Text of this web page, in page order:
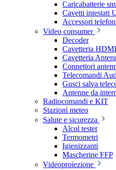
Caricabatterie
Cavetti intestati
Accessori
Video consumer
Decoder
Cavetteria HDMI
Cavetteria
Connettori
Telecomandi
Gusci salva
Antenne da
Radiocomandi e KIT
Stazioni meteo
Salute e sicurezza
Alcol tester
Termometri
Igienizzanti
Mascherine FFP
Videoproiezione